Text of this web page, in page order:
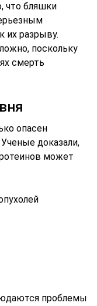
что бляшки
их разрыву.
поскольку
смерть
опасен
доказали,
может
проблемы